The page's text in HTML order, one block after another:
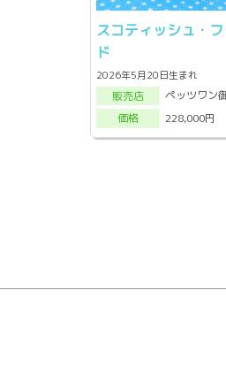
スコティッシュ・
ド
2026年5月20日生まれ
販売店
ペッツワン
価格
228,000円